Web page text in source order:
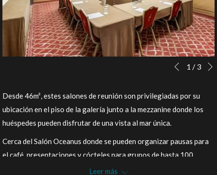
Botones
de
de
Al
en
enlaces,
Anterior
1 / 3
Desde 46m², estes salones de reunión son privilegiadas por su
ubicación en el piso de la galería junto a la mezzanine donde los
huéspedes pueden disfrutar de una vista al mar única.
Cerca del Salón Oceanus donde se pueden organizar pausas para
el café, presentaciones y cócteles para grupos de hasta 100
personas. En este lugar los huéspedes también pueden disfrutar de
Leer más